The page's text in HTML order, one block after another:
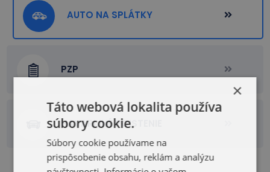
AUTO NA SPLÁTKY
PZP
HAVARIJNÉ POISTENIE
×
Táto webová lokalita používa
súbory cookie.
Súbory cookie používame na
prispôsobenie obsahu, reklám a analýzu